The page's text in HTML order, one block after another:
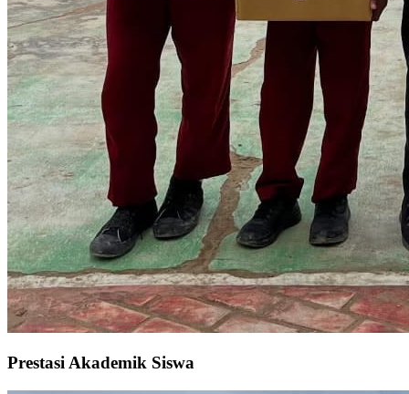
Prestasi Akademik Siswa